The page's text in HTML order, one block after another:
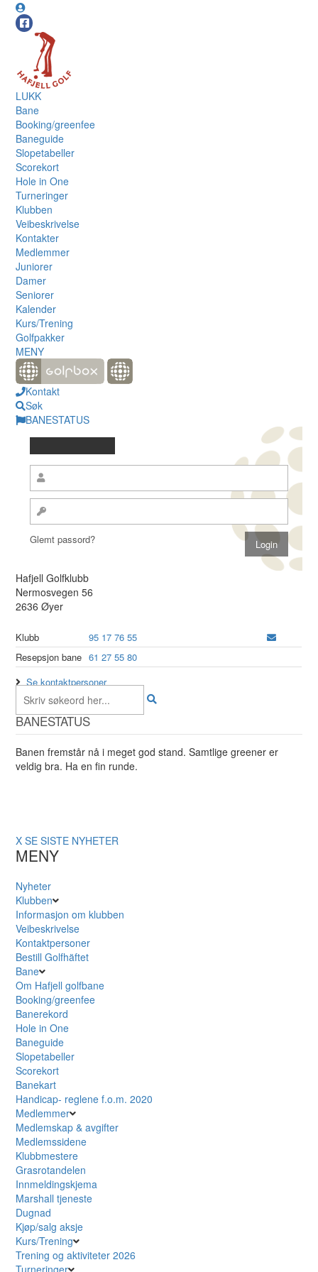
LUKK
Bane
Booking/greenfee
Baneguide
Slopetabeller
Scorekort
Hole in One
Turneringer
Klubben
Veibeskrivelse
Kontakter
Medlemmer
Juniorer
Damer
Seniorer
Kalender
Kurs/Trening
Golfpakker
MENY
Kontakt
Søk
BANESTATUS
Glemt passord?
Hafjell Golfklubb
Nermosvegen 56
2636 Øyer
Klubb
95 17 76 55
Resepsjon bane 61 27 55 80
Se kontaktpersoner
BANESTATUS
Banen fremstår nå i meget god stand. Samtlige greener er
veldig bra. Ha en fin runde.
X SE SISTE NYHETER
MENY
Nyheter
Klubben
Informasjon om klubben
Veibeskrivelse
Kontaktpersoner
Bestill Golfhäftet
Bane
Om Hafjell golfbane
Booking/greenfee
Banerekord
Hole in One
Baneguide
Slopetabeller
Scorekort
Banekart
Handicap- reglene f.o.m. 2020
Medlemmer
Medlemskap & avgifter
Medlemssidene
Klubbmestere
Grasrotandelen
Innmeldingskjema
Marshall tjeneste
Dugnad
Kjøp/salg aksje
Kurs/Trening
Trening og aktiviteter 2026
Turneringer